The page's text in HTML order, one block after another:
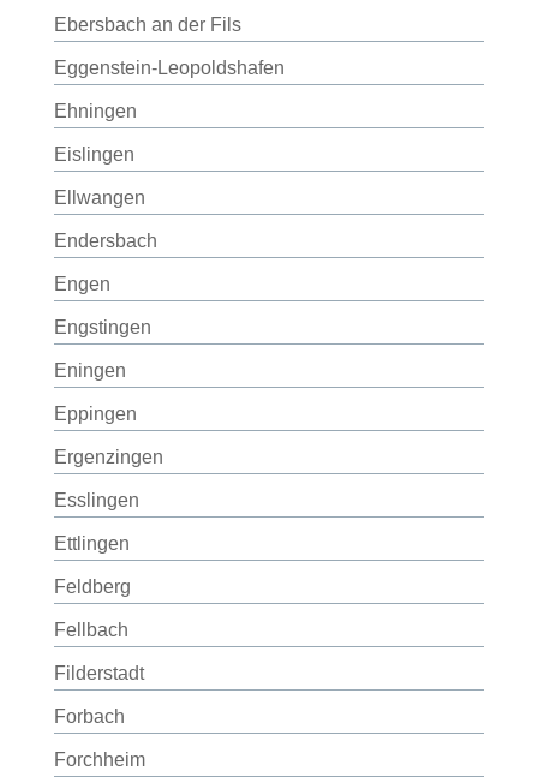
Ebersbach an der Fils
Eggenstein-Leopoldshafen
Ehningen
Eislingen
Ellwangen
Endersbach
Engen
Engstingen
Eningen
Eppingen
Ergenzingen
Esslingen
Ettlingen
Feldberg
Fellbach
Filderstadt
Forbach
Forchheim